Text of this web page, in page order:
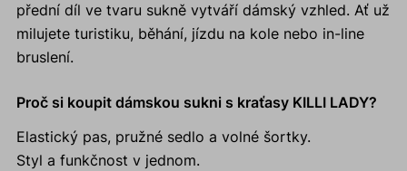
přední díl ve tvaru sukně vytváří dámský vzhled. Ať už
milujete turistiku, běhání, jízdu na kole nebo in-line
bruslení.
Proč si koupit dámskou sukni s kraťasy KILLI LADY?
Elastický pas, pružné sedlo a volné šortky.
Styl a funkčnost v jednom.